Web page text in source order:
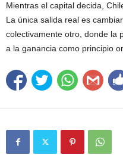
Mientras el capital decida,
La única salida real es
colectivamente otro, donde la
a la ganancia como principio